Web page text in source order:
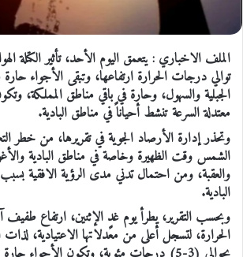
الملف الاخباري : يتعمق اليوم الأحد، تأثير الكتلة
توالي درجات الحرارة ارتفاعها، وتبقى الأجواء حارة
الجبلية والسهول، وحارة في باقي مناطق المملكة،
معتدلة السرعة تنشط أحياناً في مناطق البادية.
وتحذر إدارة الأرصاد الجوية في تقريرها، من خطر
الشمس وقت الظهيرة وخاصة في مناطق البادية
والعقبة، ومن احتمال تدني مدى الرؤية الافقية
البادية.
وبحسب التقرير، يطرأ يوم غدٍ الإثنين، ارتفاع
الحرارة، لتسجل أعلى من معدلاتها الاعتيادية،